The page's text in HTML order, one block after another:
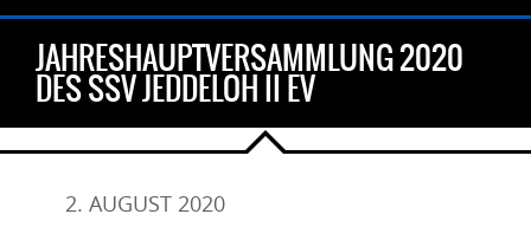
JAHRESHAUPTVERSAMMLUNG 2020
DES SSV JEDDELOH II EV
2. AUGUST 2020